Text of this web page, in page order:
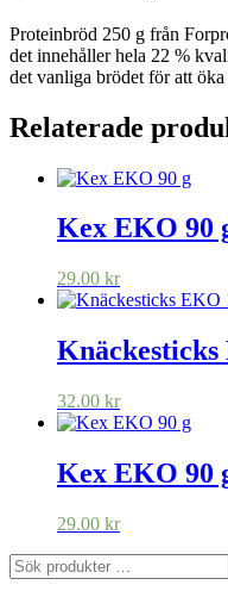
Proteinbröd 250 g från
det innehåller hela 22 %
det vanliga brödet för att
Relaterade
Kex EKO 90
29.00 kr
Knäckesticks
32.00 kr
Kex EKO 90
29.00 kr
Sök
efter: